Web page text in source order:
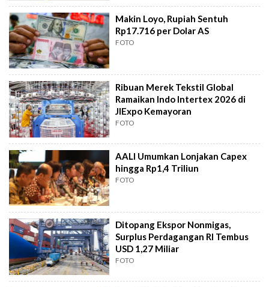
Makin Loyo, Rupiah Sentuh
Rp17.716 per Dolar AS
FOTO
Ribuan Merek Tekstil Global
Ramaikan Indo Intertex 2026 di
JIExpo Kemayoran
FOTO
AALI Umumkan Lonjakan Capex
hingga Rp1,4 Triliun
FOTO
Ditopang Ekspor Nonmigas,
Surplus Perdagangan RI Tembus
USD 1,27 Miliar
FOTO